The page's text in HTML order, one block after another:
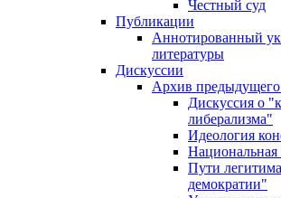
Честный суд
Публикации
Аннотированный
литературы
Дискуссии
Архив предыдущего
Дискуссия о
либерализма"
Идеология
Национальная
Пути
демократии"